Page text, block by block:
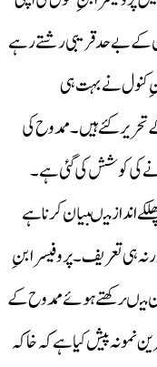
کے بے حد قریبی رشتے رہے
کنول نے بہت ہی
کئے ہیں۔ممدوح کی
کی کوشش کی گئی ہے۔
انداز میںبیان کرنا ہے
نہ ہی تعریف۔پروفیسر ابنِ
میںرکھتے ہوئے ممدوح کے
نمونہ پیش کیا ہے کہ خاکہ